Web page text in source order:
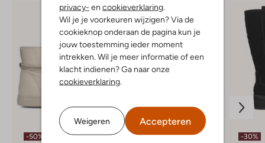
privacy- en cookieverklaring.
Wil je je voorkeuren wijzigen? Via de
cookieknop onderaan de pagina kun je
jouw toestemming ieder moment
intrekken. Wil je meer informatie of een
klacht indienen? Ga naar onze
cookieverklaring.
Weigeren Accepteren
-50%
Laatste items
-50%
-30%